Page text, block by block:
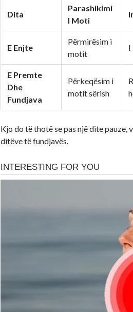
Dita
Parashikimi
I Moti
E Enjte
Përmirësim i
motit
I
E Premte
Dhe
Fundjava
Përkeqësim i
motit sërish
Kjo do të thotë se pas një dite
ditëve të fundjavës.